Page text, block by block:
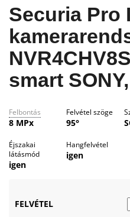
átlagos
értékelése
5-
ből
0,0
csillag.
Securia Pro
smart
Felbontás
8 MPx
Felvétel szöge
95°
Éjszakai
látásmód
igen
Hangfelvétel
igen
FELVÉTEL